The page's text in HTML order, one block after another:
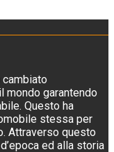
cambiato
mondo garantendo
Questo ha
stessa per
Attraverso questo
ed alla storia